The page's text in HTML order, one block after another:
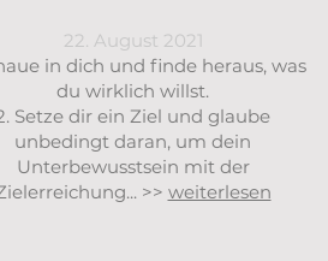
22. August 2021
in dich und finde heraus, was
du wirklich willst.
Setze dir ein Ziel und glaube
unbedingt daran, um dein
Unterbewusstsein mit der
>> weiterlesen